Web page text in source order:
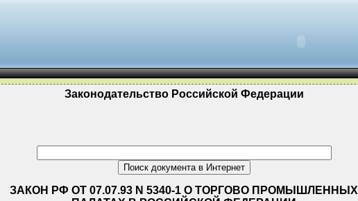
Законодательство Российской Федерации
ЗАКОН РФ ОТ 07.07.93 N 5340-1 О ТОРГОВО ПРОМЫШЛЕННЫХ